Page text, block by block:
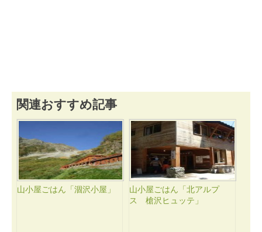
関連おすすめ記事
山小屋ごはん「涸沢小屋」
山小屋ごはん「北アルプ
ス 槍沢ヒュッテ」